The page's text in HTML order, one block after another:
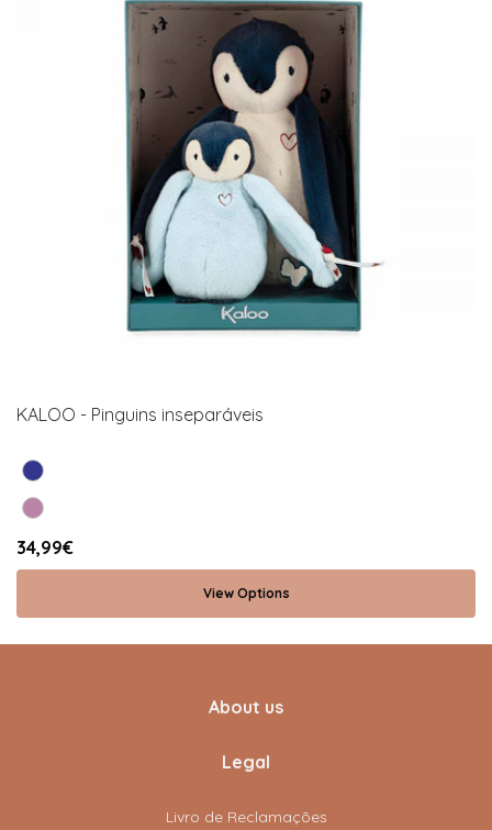
KALOO - Pinguins inseparáveis
34,99€
View Options
About us
Legal
Livro de Reclamações